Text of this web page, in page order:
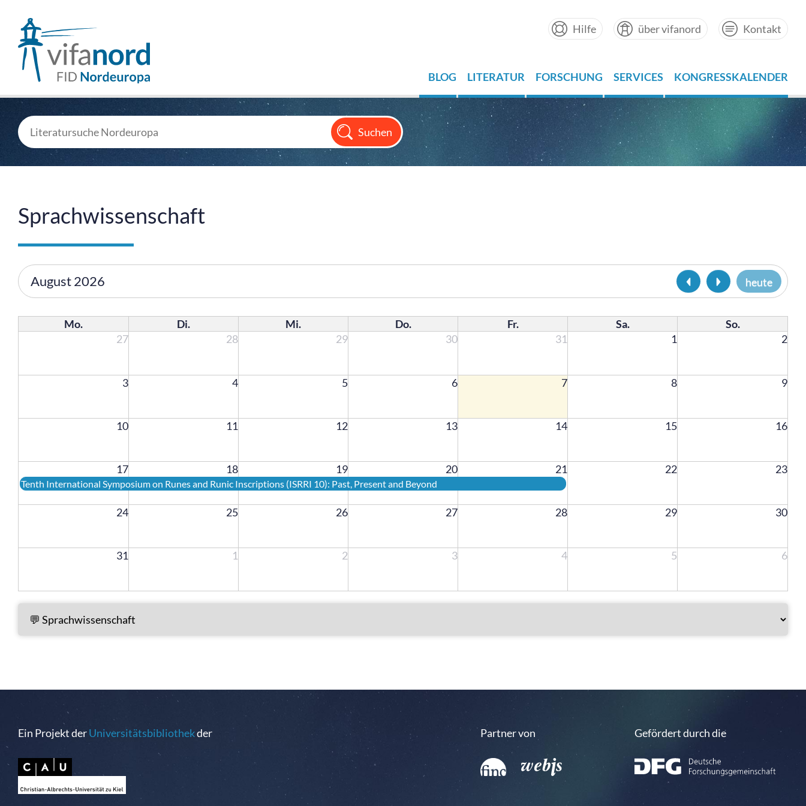
Hilfe über vifanord Kontakt
BLOG LITERATUR FORSCHUNG SERVICES KONGRESSKALENDER
Sprachwissenschaft
August 2026 heute
Mo. Di. Mi. Do. Fr. Sa.
So.
27
28 29 30 31 1 2
3 4 5 6 7 8 9
10 11 12 13 14 15 16
17 18 19 20 21 22 23
Montag,
17th
Tenth International Symposium on Runes and Runic Inscriptions (ISRRI 10): Past, Present and Beyond
24 25 26 27 28 29 30
31 1 2 3 4 5 6
Ein Projekt derUniversitätsbibliothekder Partner von Gefördert durch die